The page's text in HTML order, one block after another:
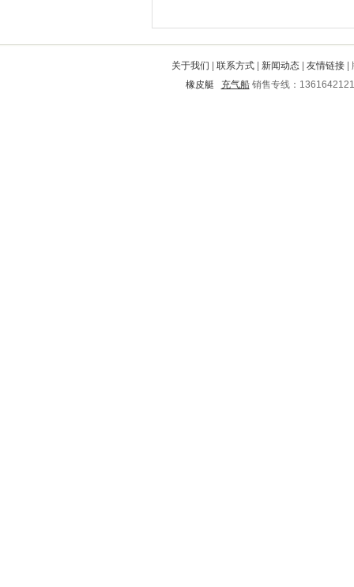
关于我们 联系方式 新闻动态 友情链接
橡皮艇
充气船 销售专线：